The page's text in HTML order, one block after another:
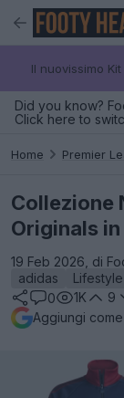
Il nuovissimo
Did you know?
Click here to
Home Premier
Collezione
Originals
19 Feb 2026, di
adidas
Lifestyle
0
1K 9
Aggiungi